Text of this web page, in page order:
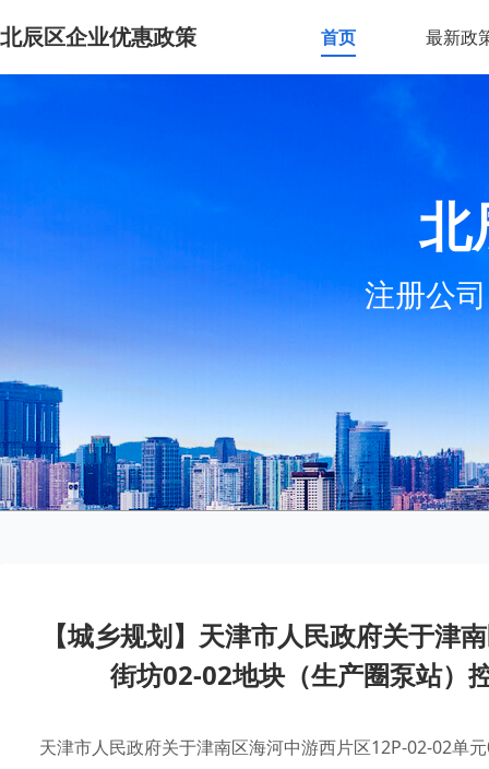
北辰区企业优惠政策 首页 最新政
北
注册公
【城乡规划】天津市人民政府关于津
街坊02-02地块（生产圈泵站）
天津市人民政府关于津南区海河中游西片区12P-02-02单